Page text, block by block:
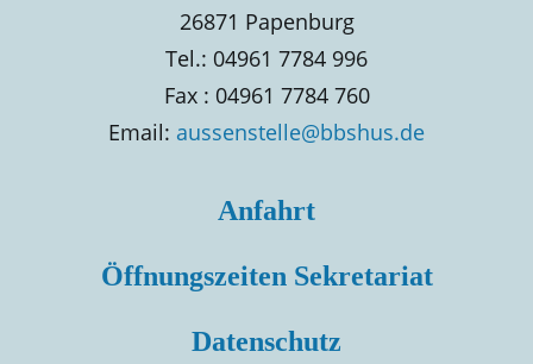
26871 Papenburg
Tel.: 04961 7784 996
Fax : 04961 7784 760
Email: aussenstelle@bbshus.de
Anfahrt
Öffnungszeiten Sekretariat
Datenschutz